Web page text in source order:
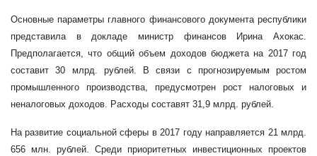
Основные параметры главного финансового документа республики
представила в докладе министр финансов Ирина Ахокас.
Предполагается, что общий объем доходов бюджета на 2017 год
составит 30 млрд. рублей. В связи с прогнозируемым ростом
промышленного производства, предусмотрен рост налоговых и
неналоговых доходов. Расходы составят 31,9 млрд. рублей.
На развитие социальной сферы в 2017 году направляется 21 млрд.
656 млн. рублей. Среди приоритетных инвестиционных проектов